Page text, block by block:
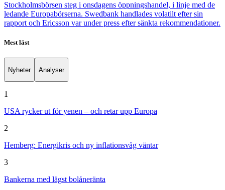
Stockholmsbörsen steg i onsdagens öppningshandel, i linje med de
ledande Europabörserna. Swedbank handlades volatilt efter sin
rapport och Ericsson var under press efter sänkta rekommendationer.
Mest läst
Nyheter Analyser
1
USA rycker ut för yenen – och retar upp Europa
2
Hemberg: Energikris och ny inflationsvåg väntar
3
Bankerna med lägst bolåneränta